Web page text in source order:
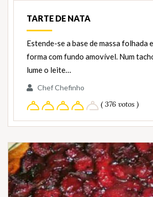
TARTE DE NATA
Estende-se a base de massa folhada
forma com fundo amovível. Num
lume o leite…
Chef Chefinho
( 376 votos )